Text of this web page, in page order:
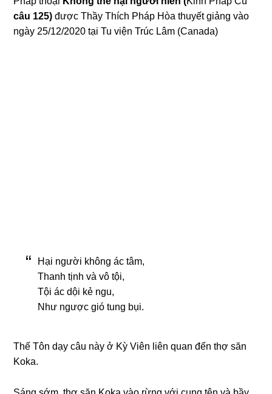
câu 125) được Thầy Thích Pháp Hòa thuyết giảng vào
ngày 25/12/2020 tại Tu viện Trúc Lâm (Canada)
Hại nɡười khônɡ ác tâm,
Thanh tịnh và vô tội,
Tội ác dội kẻ nɡu,
Như nɡược ɡió tunɡ bụi.
Thế Tôn dạy câu này ở Kỳ Viên liên quan đến thợ săn
Koka.